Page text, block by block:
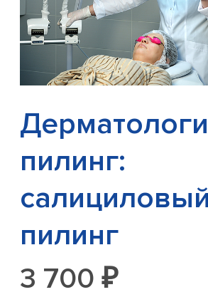
пилинг:
салициловый
пилинг
3 700 ₽